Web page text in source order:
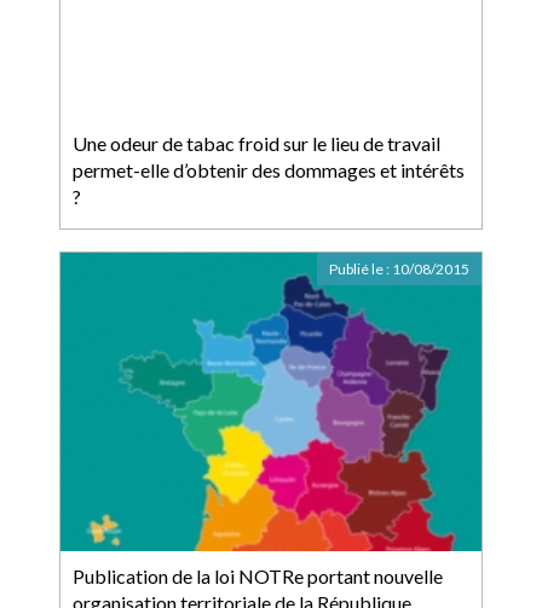
Une odeur de tabac froid sur le lieu de travail
permet-elle d’obtenir des dommages et intérêts
?
Publication de la loi NOTRe portant nouvelle
organisation territoriale de la République
Publié le : 10/08/2015